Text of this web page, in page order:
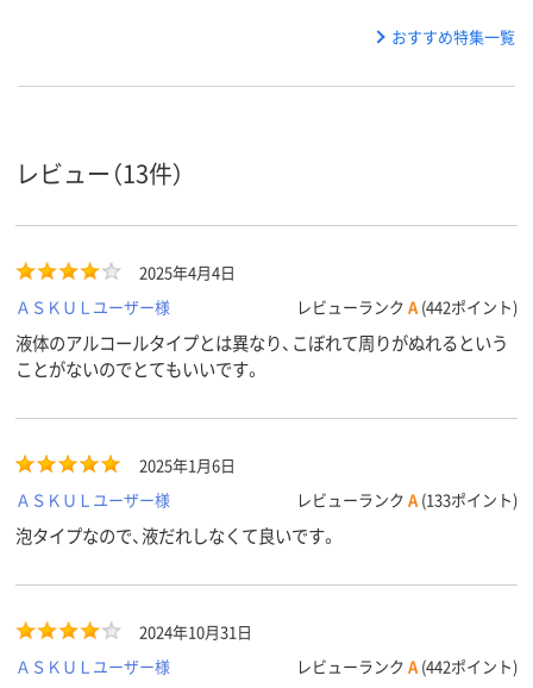
おすすめ特集一覧
レビュー（13件）
2025年4月4日
ＡＳＫＵＬユーザー様
レビューランク A (442ポイント)
液体のアルコールタイプとは異なり、こぼれて周りがぬれるという
ことがないのでとてもいいです。
2025年1月6日
ＡＳＫＵＬユーザー様
レビューランク A (133ポイント)
泡タイプなので、液だれしなくて良いです。
2024年10月31日
ＡＳＫＵＬユーザー様
レビューランク A (442ポイント)